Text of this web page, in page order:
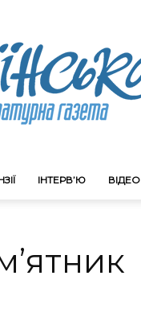
ІНТЕРВ’Ю ВІДЕО